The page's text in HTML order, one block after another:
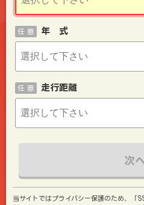
年 式
任 意
走行距離
任 意
次
当サイトではプライバシー保護のため、「